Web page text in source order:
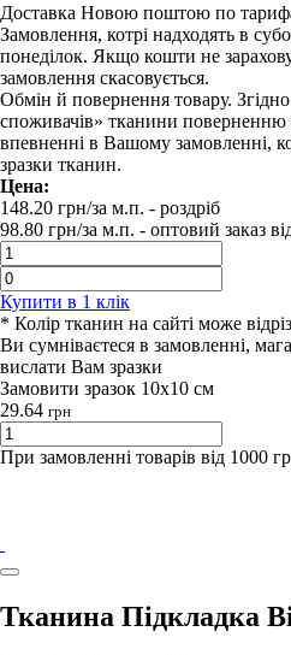
Доставка Новою поштою по
Замовлення, котрі надходять в
понеділок. Якщо кошти не
замовлення скасовується.
Обмін й повернення товару.
споживачів» тканини
впевненні в Вашому замовленні,
зразки тканин.
Цена:
148.20 грн/за м.п. - роздрiб
98.80 грн/за м.п. - оптовий заказ
Купити в 1 клiк
* Колір тканин на сайті може
Ви сумніваєтеся в замовленні,
вислати Вам зразки
Замовити зразок 10х10 см
29.64 грн
При замовленні товарів від 1000
Тканина Підкладка